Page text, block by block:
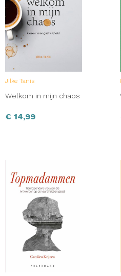
Jilke Tanis
Welkom in mijn chaos
€ 14,99